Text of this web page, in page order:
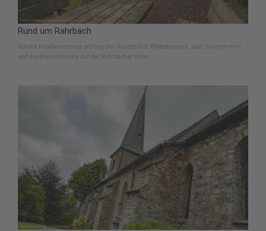
Rund um Rahrbach
Schöne Rundwanderung entlang des Rahrbacher Weidekampes, über Graevenstein
und die Marienkapelle auf der Rahrbacher Höhe.